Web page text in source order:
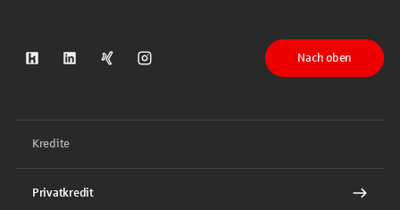
S-Kreditpartner auf Kununu
S-Kreditpartner auf LinkedIn
S-Kreditpartner auf Xing
S-Kreditpartner auf Instagram
Nach oben
Kredite
Privatkredit